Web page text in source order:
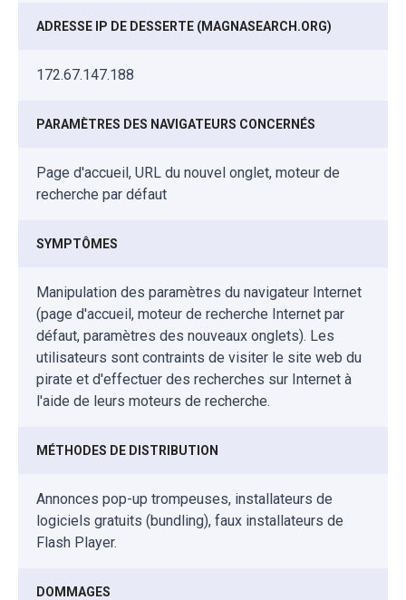
ADRESSE IP DE DESSERTE (MAGNASEARCH.ORG)
172.67.147.188
PARAMÈTRES DES NAVIGATEURS CONCERNÉS
Page d'accueil, URL du nouvel onglet, moteur de
recherche par défaut
SYMPTÔMES
Manipulation des paramètres du navigateur Internet
(page d'accueil, moteur de recherche Internet par
défaut, paramètres des nouveaux onglets). Les
utilisateurs sont contraints de visiter le site web du
pirate et d'effectuer des recherches sur Internet à
l'aide de leurs moteurs de recherche.
MÉTHODES DE DISTRIBUTION
Annonces pop-up trompeuses, installateurs de
logiciels gratuits (bundling), faux installateurs de
Flash Player.
DOMMAGES